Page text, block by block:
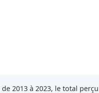
2013 à 2023, le total